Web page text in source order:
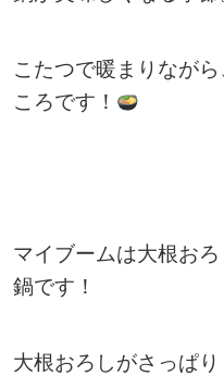
こたつで暖まりなが
ころです！
マイブームは大根お
鍋です！
大根おろしがさっぱ